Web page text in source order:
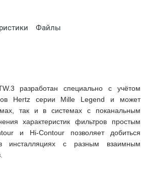
Файлы
разработан специально с учётом
Hertz серии Mille Legend и может
так и в системах с поканальным
характеристик фильтров простым
и Hi-Contour позволяет добиться
в инсталляциях с разным взаимным